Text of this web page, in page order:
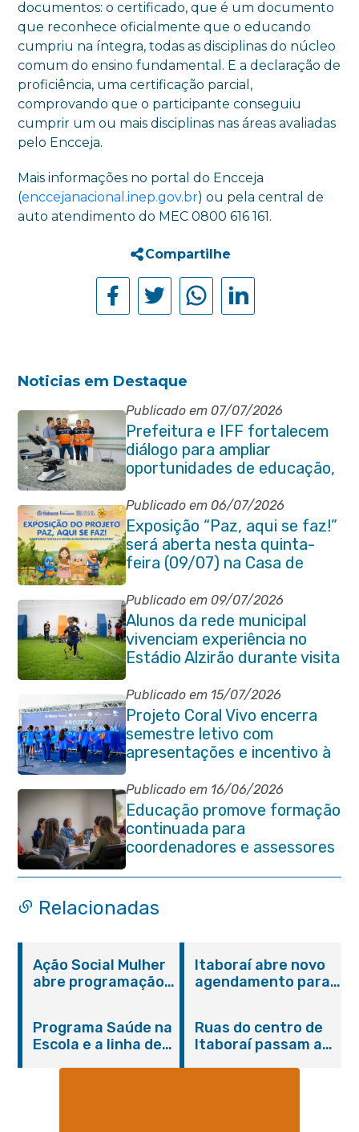
documentos: o certificado, que é um documento
que reconhece oficialmente que o educando
cumpriu na íntegra, todas as disciplinas do núcleo
comum do ensino fundamental. E a declaração de
proficiência, uma certificação parcial,
comprovando que o participante conseguiu
cumprir um ou mais disciplinas nas áreas avaliadas
pelo Encceja.
Mais informações no portal do Encceja
(enccejanacional.inep.gov.br) ou pela central de
auto atendimento do MEC 0800 616 161.
Compartilhe
Noticias em Destaque
Publicado em 07/07/2026
Prefeitura e IFF fortalecem
diálogo para ampliar
oportunidades de educação,
ciência e inovação em
Itaboraí
Publicado em 06/07/2026
Exposição “Paz, aqui se faz!”
será aberta nesta quinta-
feira (09/07) na Casa de
Cultura Heloísa Alberto
Torres
Publicado em 09/07/2026
Alunos da rede municipal
vivenciam experiência no
Estádio Alzirão durante visita
pedagógica
Publicado em 15/07/2026
Projeto Coral Vivo encerra
semestre letivo com
apresentações e incentivo à
preservação ambiental em
Itaboraí
Publicado em 16/06/2026
Educação promove formação
continuada para
coordenadores e assessores
escolares da rede municipal
Relacionadas
Ação Social Mulher
abre programação
serviços gratuitos e
orientações
Itaboraí abre novo
agendamento para
Programa Saúde na
Escola e a linha de
Ruas do centro de
Itaboraí passam a